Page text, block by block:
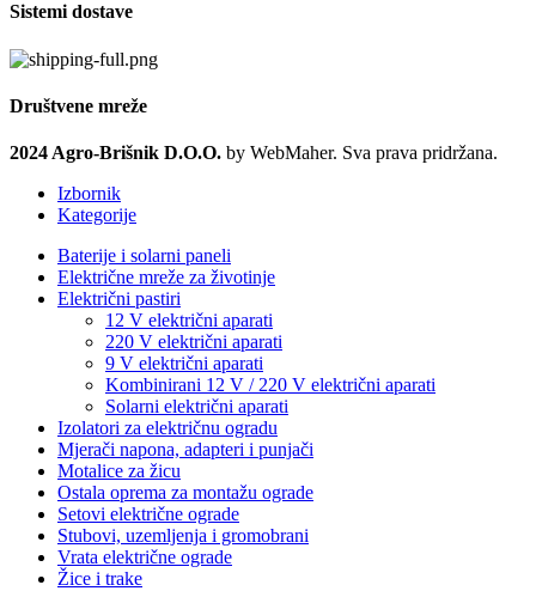
Sistemi dostave
Društvene mreže
2024 Agro-Brišnik D.O.O. by WebMaher. Sva prava pridržana.
Izbornik
Kategorije
Baterije i solarni paneli
Električne mreže za životinje
Električni pastiri
12 V električni aparati
220 V električni aparati
9 V električni aparati
Kombinirani 12 V / 220 V električni aparati
Solarni električni aparati
Izolatori za električnu ogradu
Mjerači napona, adapteri i punjači
Motalice za žicu
Ostala oprema za montažu ograde
Setovi električne ograde
Stubovi, uzemljenja i gromobrani
Vrata električne ograde
Žice i trake